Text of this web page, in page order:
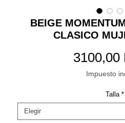
BEIGE
CLASICO
3100,00
Impuesto
Talla *